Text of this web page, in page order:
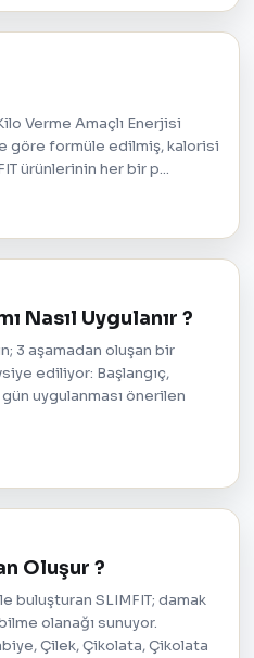
Verme Amaçlı Enerjisi
göre formüle edilmiş, kalorisi
ürünlerinin her bir p...
Nasıl Uygulanır ?
3 aşamadan oluşan bir
ediliyor: Başlangıç,
uygulanması önerilen
Oluşur ?
buluşturan SLIMFIT; damak
olanağı sunuyor.
Çilek, Çikolata, Çikolata